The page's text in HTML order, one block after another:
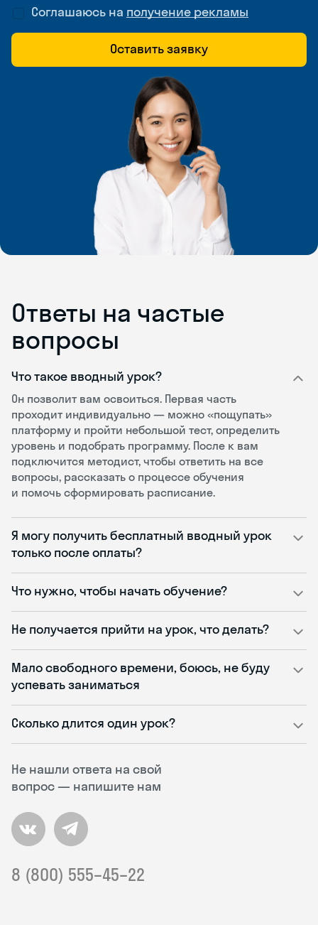
Соглашаюсь на получение рекламы
Оставить заявку
Ответы на частые
вопросы
Не нашли ответа на свой
вопрос — напишите нам
8 (800) 555–45–22
Что такое вводный урок?
Он позволит вам освоиться. Первая часть
проходит индивидуально — можно «пощупать»
платформу и пройти небольшой тест, определить
уровень и подобрать программу. После к вам
подключится методист, чтобы ответить на все
вопросы, рассказать о процессе обучения
и помочь сформировать расписание.
Я могу получить бесплатный вводный урок
только после оплаты?
Что нужно, чтобы начать обучение?
Не получается прийти на урок, что делать?
Мало свободного времени, боюсь, не буду
успевать заниматься
Сколько длится один урок?